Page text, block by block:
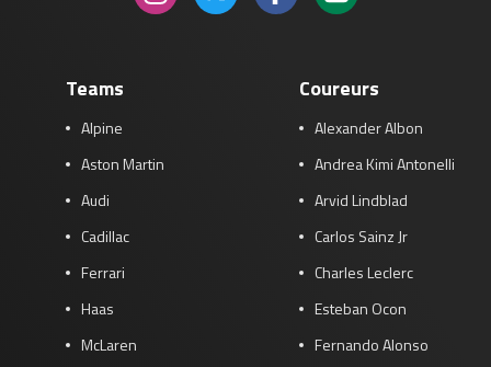
Teams
Alpine
Aston Martin
Audi
Cadillac
Ferrari
Haas
McLaren
Coureurs
Alexander Albon
Andrea Kimi Antonelli
Arvid Lindblad
Carlos Sainz Jr
Charles Leclerc
Esteban Ocon
Fernando Alonso